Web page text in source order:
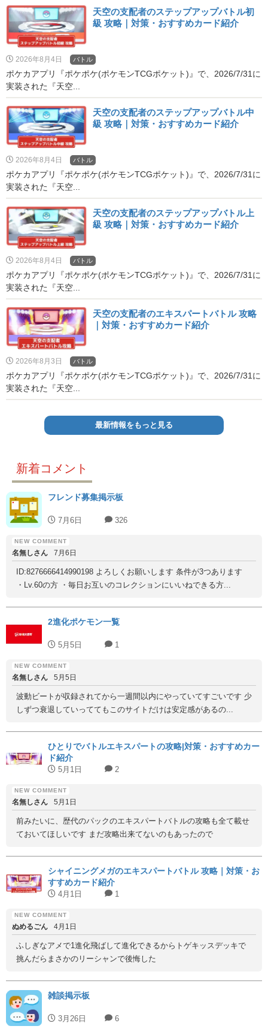
天空の支配者のステップアップバトル初
級 攻略｜対策・おすすめカード紹介
2026年8月4日 バトル
ポケカアプリ『ポケポケ(ポケモンTCGポケット)』で、2026/7/31に
実装された『天空...
天空の支配者のステップアップバトル中
級 攻略｜対策・おすすめカード紹介
2026年8月4日 バトル
ポケカアプリ『ポケポケ(ポケモンTCGポケット)』で、2026/7/31に
実装された『天空...
天空の支配者のステップアップバトル上
級 攻略｜対策・おすすめカード紹介
2026年8月4日 バトル
ポケカアプリ『ポケポケ(ポケモンTCGポケット)』で、2026/7/31に
実装された『天空...
天空の支配者のエキスパートバトル 攻略
｜対策・おすすめカード紹介
2026年8月3日 バトル
ポケカアプリ『ポケポケ(ポケモンTCGポケット)』で、2026/7/31に
実装された『天空...
最新情報をもっと見る
新着コメント
フレンド募集掲示板
7月6日 326
名無しさん 7月6日
ID:8276666414990198 よろしくお願いします 条件が3つあります
・Lv.60の方 ・毎日お互いのコレクションにいいねできる方...
2進化ポケモン一覧
5月5日 1
名無しさん 5月5日
波動ビートが収録されてから一週間以内にやっていてすごいです 少
しずつ衰退していっててもこのサイトだけは安定感があるの...
ひとりでバトルエキスパートの攻略|対策・おすすめカー
ド紹介
5月1日 2
名無しさん 5月1日
前みたいに、歴代のパックのエキスパートバトルの攻略も全て載せ
ておいてほしいです まだ攻略出来てないのもあったので
シャイニングメガのエキスパートバトル 攻略｜対策・お
すすめカード紹介
4月1日 1
ぬめるごん 4月1日
ふしぎなアメで1進化飛ばして進化できるからトゲキッスデッキで
挑んだらまさかのリーシャンで後悔した
雑談掲示板
3月26日 6